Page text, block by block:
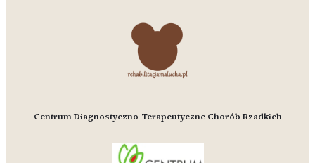
Centrum Diagnostyczno-Terapeutyczne Chorób Rzadkich